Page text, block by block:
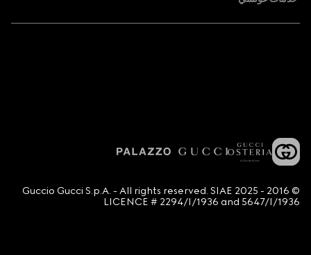
© 2016 - 2025 Guccio Gucci S.p.A. - All rights reserved. SIAE
LICENCE # 2294/I/1936 and 5647/I/1936